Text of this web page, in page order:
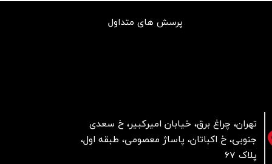
تهران، چراغ برق، خیابان امیرکبیر، خ سعدی
جنوبی، خ اکباتان، پاساژ معصومی، طبقه اول،
پلاک 67
پرسش های متداول